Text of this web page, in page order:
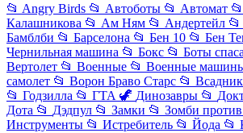
📂 Angry Birds 📂 Автоботы 📂 Автомат 📂
Калашникова 📂 Ам Ням 📂 Андертейл 📂
Бамблби 📂 Барселона 📂 Бен 10 📂 Бен
Чернильная машина 📂 Бокс 📂 Боты
Вертолет 📂 Военные 📂 Военные
самолет 📂 Ворон Браво Старс 📂 Всадник
📂 Годзилла 📂 ГТА 🦖 Динозавры 📂
Дота 📂 Дэдпул 📂 Замки 📂 Зомби
Инструменты 📂 Истребитель 📂 Йода 📂